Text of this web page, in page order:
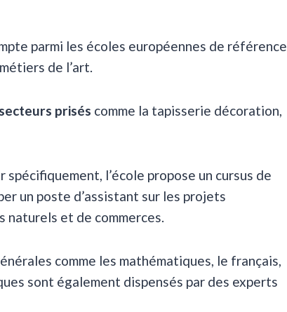
parmi les écoles européennes de référence
de l’art.
prisés comme la tapisserie décoration,
l’école propose un cursus de
un poste d’assistant sur les projets
naturels et de commerces.
comme les mathématiques, le français,
sont également dispensés par des experts